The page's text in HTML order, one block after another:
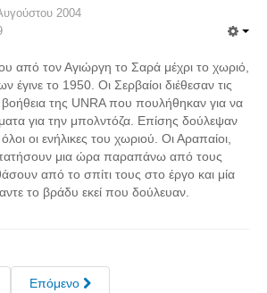
Λογoτέχνες
2004
από τον Αγιώργη το Σαρά μέχρι το χωριό,
έγινε το 1950. Οι Σερβαίοι διέθεσαν τις
της UNRA που πουλήθηκαν για να
για την μπολντόζα. Επίσης δούλεψαν
οι ενήλικες του χωριού. Οι Αραπαίοι,
μια ώρα παραπάνω από τους
από το σπίτι τους στο έργο και μία
το βράδυ εκεί που δούλευαν.
Επόμενο